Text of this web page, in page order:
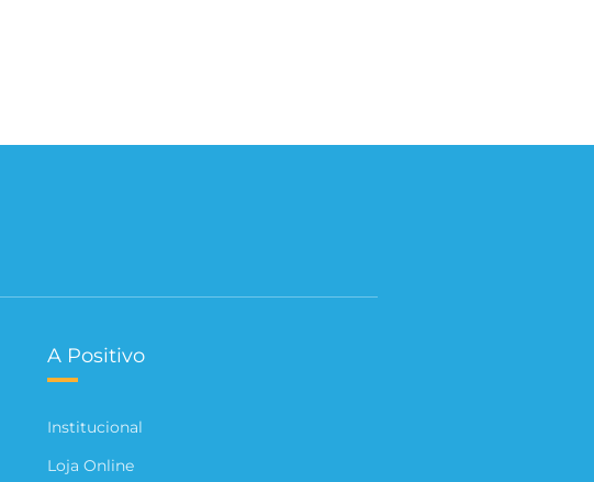
A Positivo
Institucional
Loja Online